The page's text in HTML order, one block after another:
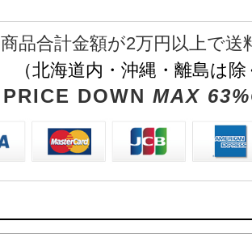
商品合計金額が2万円以上で送
（北海道内・沖縄・離島は
PRICE DOWN MAX